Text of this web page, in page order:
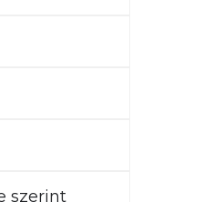
szerint